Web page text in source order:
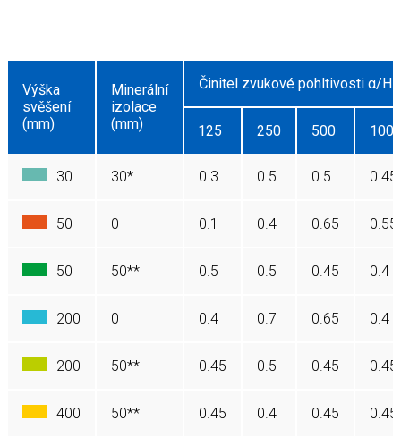
Výška
svěšení
(mm)
Minerální
izolace
(mm)
Činitel zvukové pohltivosti α/Hz
125 250 500 1000
30 30* 0.3 0.5 0.5 0.45
50 0 0.1 0.4 0.65 0.55
50 50** 0.5 0.5 0.45 0.4
200 0 0.4 0.7 0.65 0.4
200 50** 0.45 0.5 0.45 0.45
400 50** 0.45 0.4 0.45 0.45